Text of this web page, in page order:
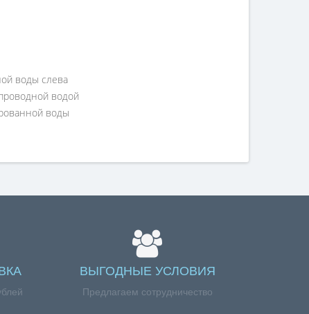
воды слева
водой
воды
ВЫГОДНЫЕ УСЛОВИЯ
Предлагаем сотрудничество